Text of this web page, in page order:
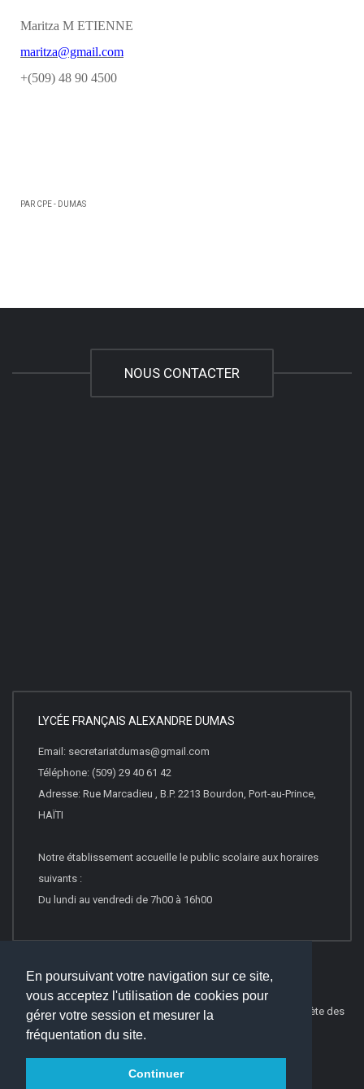
En poursuivant votre navigation sur ce site,
vous acceptez l'utilisation de cookies pour
gérer votre session et mesurer la
fréquentation du site.
Continuer
Maritza M ETIENNE
maritza@gmail.com
+(509) 48 90 4500
PAR CPE - DUMAS
NOUS CONTACTER
LYCÉE FRANÇAIS ALEXANDRE DUMAS
Email: secretariatdumas@gmail.com
Téléphone: (509) 29 40 61 42
Adresse: Rue Marcadieu , B.P. 2213 Bourdon, Port-au-Prince,
HAÏTI
Notre établissement accueille le public scolaire aux horaires
suivants :
Du lundi au vendredi de 7h00 à 16h00
© 2016 Websco Innovations -Mentions Légales
Liste Complète des